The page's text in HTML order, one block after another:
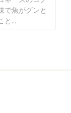
で魚がグンと
と...